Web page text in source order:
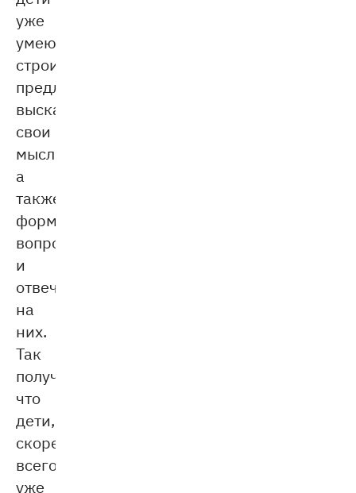
уже
умеют
строить
предложения,
высказывать
свои
мысли,
а
также
формулировать
вопросы
и
отвечать
на
них.
Так
получается,
что
дети,
скорее
всего,
уже